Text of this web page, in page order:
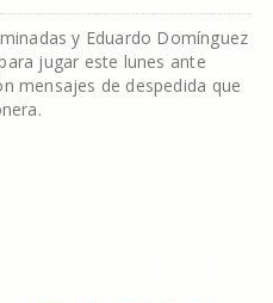
y Eduardo Domínguez
jugar este lunes ante
mensajes de despedida que